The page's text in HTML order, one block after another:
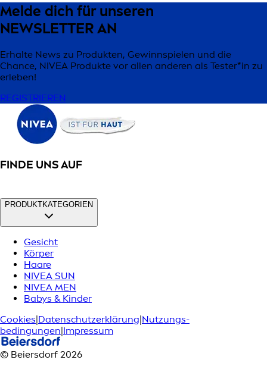
Melde dich für unseren
NEWSLETTER AN
Erhalte News zu Produkten, Gewinnspielen und die
Chance, NIVEA Produkte vor allen anderen als Tester*in zu
erleben!
REGISTRIEREN
FINDE UNS AUF
PRODUKTKATEGORIEN
Gesicht
Körper
Haare
NIVEA SUN
NIVEA MEN
Babys & Kinder
Cookies Datenschutzerklärung Nutzungs­
bedingungen Impressum
© Beiersdorf 2026